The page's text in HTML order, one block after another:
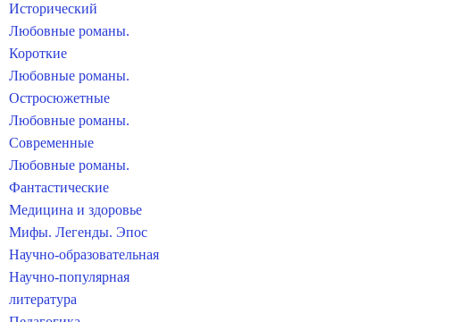
Исторический
Любовные романы.
Короткие
Любовные романы.
Остросюжетные
Любовные романы.
Современные
Любовные романы.
Фантастические
Медицина и здоровье
Мифы. Легенды. Эпос
Научно-образовательная
Научно-популярная
литература